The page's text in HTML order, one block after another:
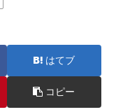
はてブ
コピー